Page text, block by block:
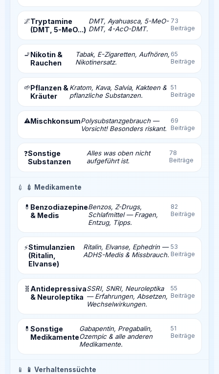
🌌Tryptamine
(DMT, 5-MeO...)
DMT, Ayahuasca, 5-MeO-
DMT, 4-AcO-DMT.
73
Beiträge
🚬Nikotin &
Rauchen
Tabak, E-Zigaretten, Aufhören,
Nikotinersatz.
65
Beiträge
🌱Pflanzen &
Kräuter
Kratom, Kava, Salvia, Kakteen &
pflanzliche Substanzen.
51
Beiträge
⚠️MischkonsumPolysubstanzgebrauch —
Vorsicht! Besonders riskant.
69
Beiträge
❓Sonstige
Substanzen
Alles was oben nicht
aufgeführt ist.
78
Beiträge
💉 💉 Medikamente
💊 Benzodiazepine
& Medis
Benzos, Z-Drugs,
Schlafmittel — Fragen,
Entzug, Tipps.
82
Beiträge
⚡Stimulanzien
(Ritalin,
Elvanse)
Ritalin, Elvanse, Ephedrin —
ADHS-Medis & Missbrauch.
53
Beiträge
🧬 Antidepressiva
& Neuroleptika
SSRI, SNRI, Neuroleptika
— Erfahrungen, Absetzen,
Wechselwirkungen.
55
Beiträge
💊 Sonstige
Medikamente
Gabapentin, Pregabalin,
Ozempic & alle anderen
Medikamente.
51
Beiträge
📱 📱 Verhaltenssüchte